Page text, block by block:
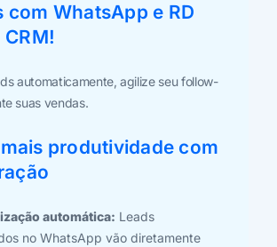
com WhatsApp e RD
automaticamente, agilize seu follow-
suas vendas.
produtividade com
automática: Leads
no WhatsApp vão diretamente